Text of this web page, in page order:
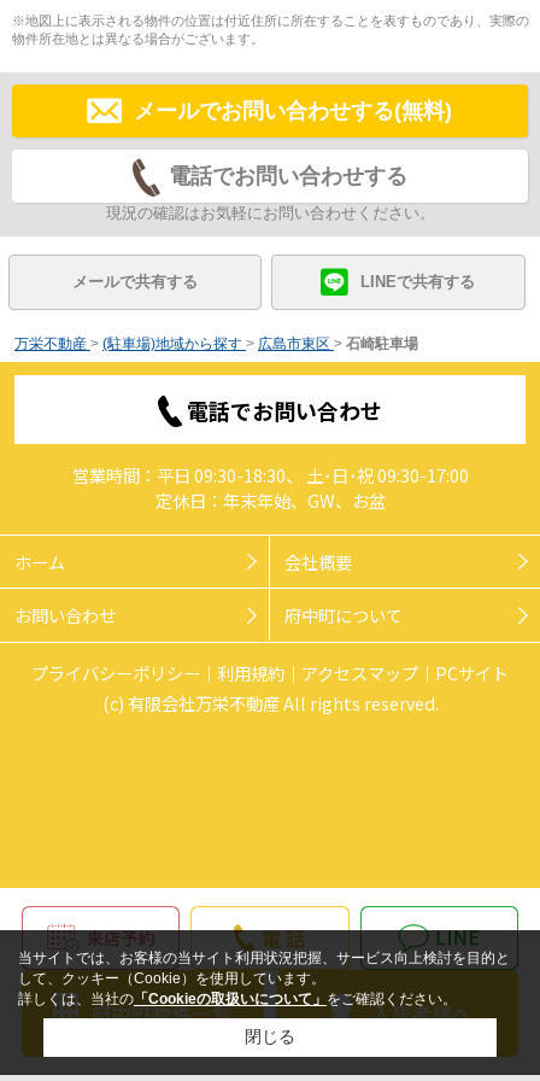
※地図上に表示される物件の位置は付近住所に所在することを表すものであり、実際の
物件所在地とは異なる場合がございます。
メールでお問い合わせする(無料)
電話でお問い合わせする
現況の確認はお気軽にお問い合わせください。
メールで共有する LINEで共有する
万栄不動産 > (駐車場)地域から探す > 広島市東区 > 石崎駐車場
電話でお問い合わせ
営業時間：平日 09:30-18:30、 土･日･祝 09:30-17:00
定休日：年末年始、GW、お盆
ホーム 会社概要
お問い合わせ 府中町について
プライバシーポリシー 利用規約 アクセスマップ
PCサイト
(c) 有限会社万栄不動産 All rights reserved.
当サイトでは、お客様の当サイト利用状況把握、サービス向上検討を目的と
して、クッキー（Cookie）を使用しています。
詳しくは、当社の 「Cookieの取扱いについて」 をご確認ください。
閉じる